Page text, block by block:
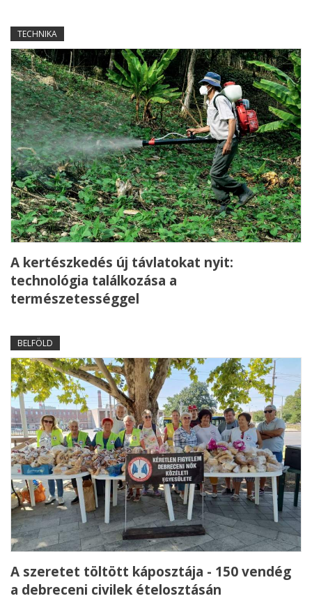
TECHNIKA
A kertészkedés új távlatokat nyit:
technológia találkozása a
természetességgel
BELFÖLD
A szeretet töltött káposztája - 150 vendég
a debreceni civilek ételosztásán